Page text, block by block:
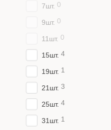
7шт. 0
9шт. 0
11шт. 0
15шт. 4
19шт. 1
21шт. 3
25шт. 4
31шт. 1